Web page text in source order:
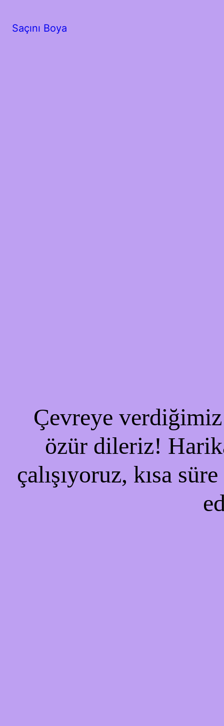
Saçını Boya
Çevreye verdiğimiz
özür dileriz!
çalışıyoruz, kısa